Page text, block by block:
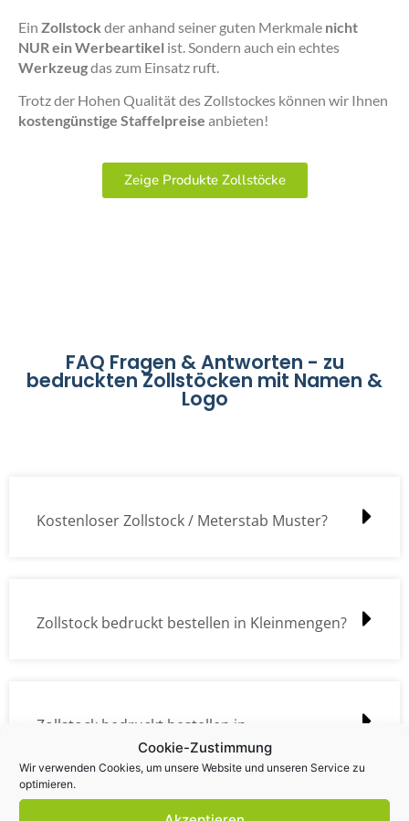
Cookie-Zustimmung
Wir verwenden Cookies, um unsere Website und unseren Service zu
optimieren.
Ein Zollstock der anhand seiner guten Merkmale nicht
NUR ein Werbeartikel ist. Sondern auch ein echtes
Werkzeugdas zum Einsatz ruft.
Trotz der Hohen Qualität des Zollstockes können wir Ihnen
kostengünstige Staffelpreise anbieten!
Zeige Produkte Zollstöcke
FAQ Fragen & Antworten - zu
bedruckten Zollstöcken mit Namen &
Logo
Kostenloser Zollstock / Meterstab Muster?
Zollstock bedruckt bestellen in Kleinmengen?
Zollstock bedruckt bestellen in